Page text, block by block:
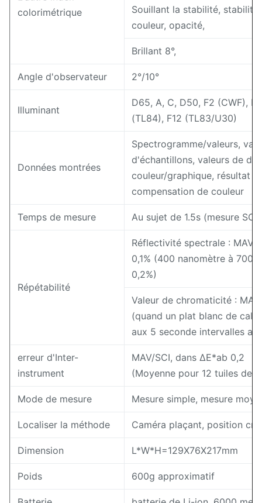
colorimétrique
Souillant la stabilité,
couleur, opacité,
Brillant 8°,
Angle d'observateur 2°/10°
Illuminant
D65, A, C, D50, F2 (CWF),
(TL84), F12 (TL83/U30)
Données montrées
Spectrogramme/valeurs,
d'échantillons, valeurs de
couleur/graphique, résultat
compensation de couleur
Temps de mesure Au sujet de 1.5s (mesure
Répétabilité
Réflectivité spectrale : MAV/
0,1% (400 nanomètre à 700
0,2%)
Valeur de chromaticité :
(quand un plat blanc de
aux 5 seconde intervalles
erreur d'Inter-
instrument
MAV/SCI, dans ΔE*ab 0,2
(Moyenne pour 12 tuiles de
Mode de mesure Mesure simple, mesure
Localiser la méthode Caméra plaçant, position
Dimension L*W*H=129X76X217mm
Poids 600g approximatif